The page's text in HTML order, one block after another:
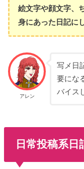
絵文字や顔文字、
身にあった日記に
アレン
写メ日
要にな
バイス
日常投稿系日